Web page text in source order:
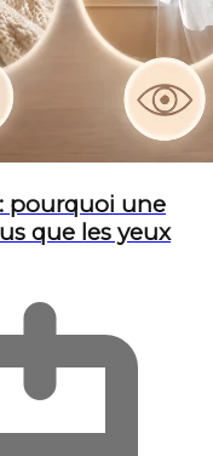
pourquoi une
que les yeux